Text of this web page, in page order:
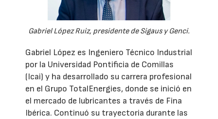
Gabriel López Ruiz, presidente de Sigaus y Genci.
Gabriel López es Ingeniero Técnico Industrial
por la Universidad Pontificia de Comillas
(Icai) y ha desarrollado su carrera profesional
en el Grupo TotalEnergies, donde se inició en
el mercado de lubricantes a través de Fina
Ibérica. Continuó su trayectoria durante las